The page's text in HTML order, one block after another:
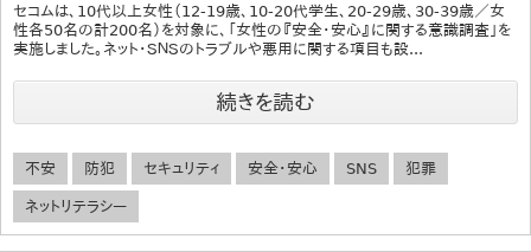
セコムは、10代以上女性（12-19歳、10-20代学生、20-29歳、30-39歳／女
性各50名の計200名）を対象に、「女性の『安全・安心』に関する意識調査」を
実施しました。ネット・ＳＮＳのトラブルや悪用に関する項目も設...
続きを読む
不安 防犯 セキュリティ 安全・安心 SNS 犯罪
ネットリテラシー